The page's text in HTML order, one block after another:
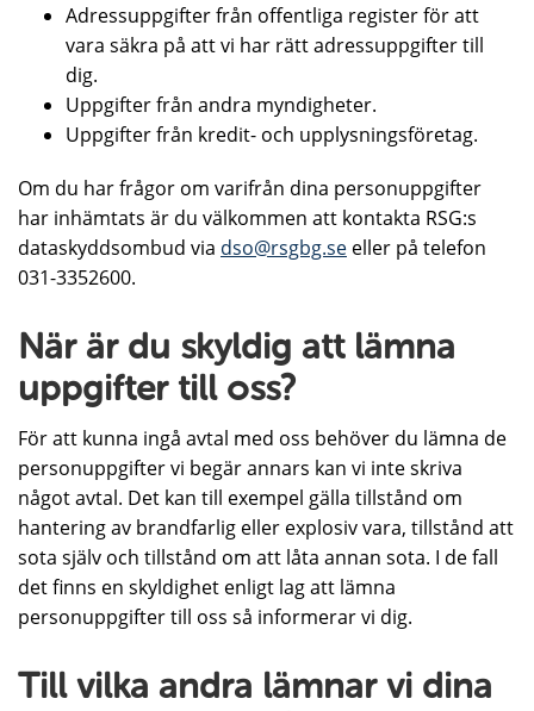
Adressuppgifter från offentliga register för att
vara säkra på att vi har rätt adressuppgifter till
dig.
Uppgifter från andra myndigheter.
Uppgifter från kredit- och upplysningsföretag.
Om du har frågor om varifrån dina personuppgifter
har inhämtats är du välkommen att kontakta RSG:s
dataskyddsombud via dso@rsgbg.se eller på telefon
031-3352600.
När är du skyldig att lämna
uppgifter till oss?
För att kunna ingå avtal med oss behöver du lämna de
personuppgifter vi begär annars kan vi inte skriva
något avtal. Det kan till exempel gälla tillstånd om
hantering av brandfarlig eller explosiv vara, tillstånd att
sota själv och tillstånd om att låta annan sota. I de fall
det finns en skyldighet enligt lag att lämna
personuppgifter till oss så informerar vi dig.
Till vilka andra lämnar vi dina